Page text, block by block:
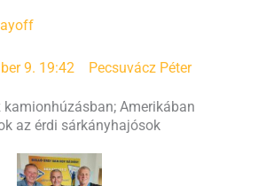
9. 19:42 Pecsuvácz Péter
kamionhúzásban; Amerikában
az érdi sárkányhajósok